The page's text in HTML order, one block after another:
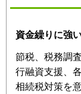
資金繰りに強
節税、税務調
行融資支援、
相続税対策を